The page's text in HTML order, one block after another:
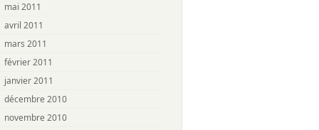
mai 2011
avril 2011
mars 2011
février 2011
janvier 2011
décembre 2010
novembre 2010